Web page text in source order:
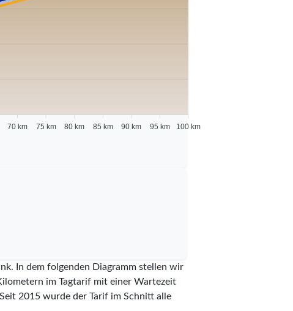
70 km 75 km 80 km 85 km 90 km 95 km 100 km
In dem folgenden Diagramm stellen wir
im Tagtarif mit einer Wartezeit
2015wurde der Tarif im Schnitt alle